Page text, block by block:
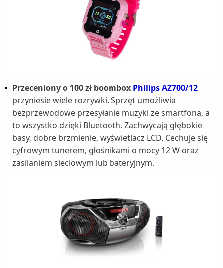
Przeceniony o 100 zł boombox Philips AZ700/12
przyniesie wiele rozrywki. Sprzęt umożliwia
bezprzewodowe przesyłanie muzyki ze smartfona, a
to wszystko dzięki Bluetooth. Zachwycają głębokie
basy, dobre brzmienie, wyświetlacz LCD. Cechuje się
cyfrowym tunerem, głośnikami o mocy 12 W oraz
zasilaniem sieciowym lub bateryjnym.